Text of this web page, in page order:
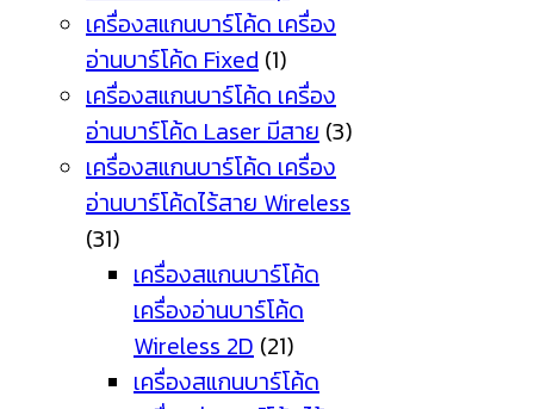
เครื่องสแกนบาร์โค้ด เครื่อง
อ่านบาร์โค้ด Fixed (1)
เครื่องสแกนบาร์โค้ด เครื่อง
อ่านบาร์โค้ด Laser มีสาย (3)
เครื่องสแกนบาร์โค้ด เครื่อง
อ่านบาร์โค้ดไร้สาย Wireless
(31)
เครื่องสแกนบาร์โค้ด
เครื่องอ่านบาร์โค้ด
Wireless 2D (21)
เครื่องสแกนบาร์โค้ด